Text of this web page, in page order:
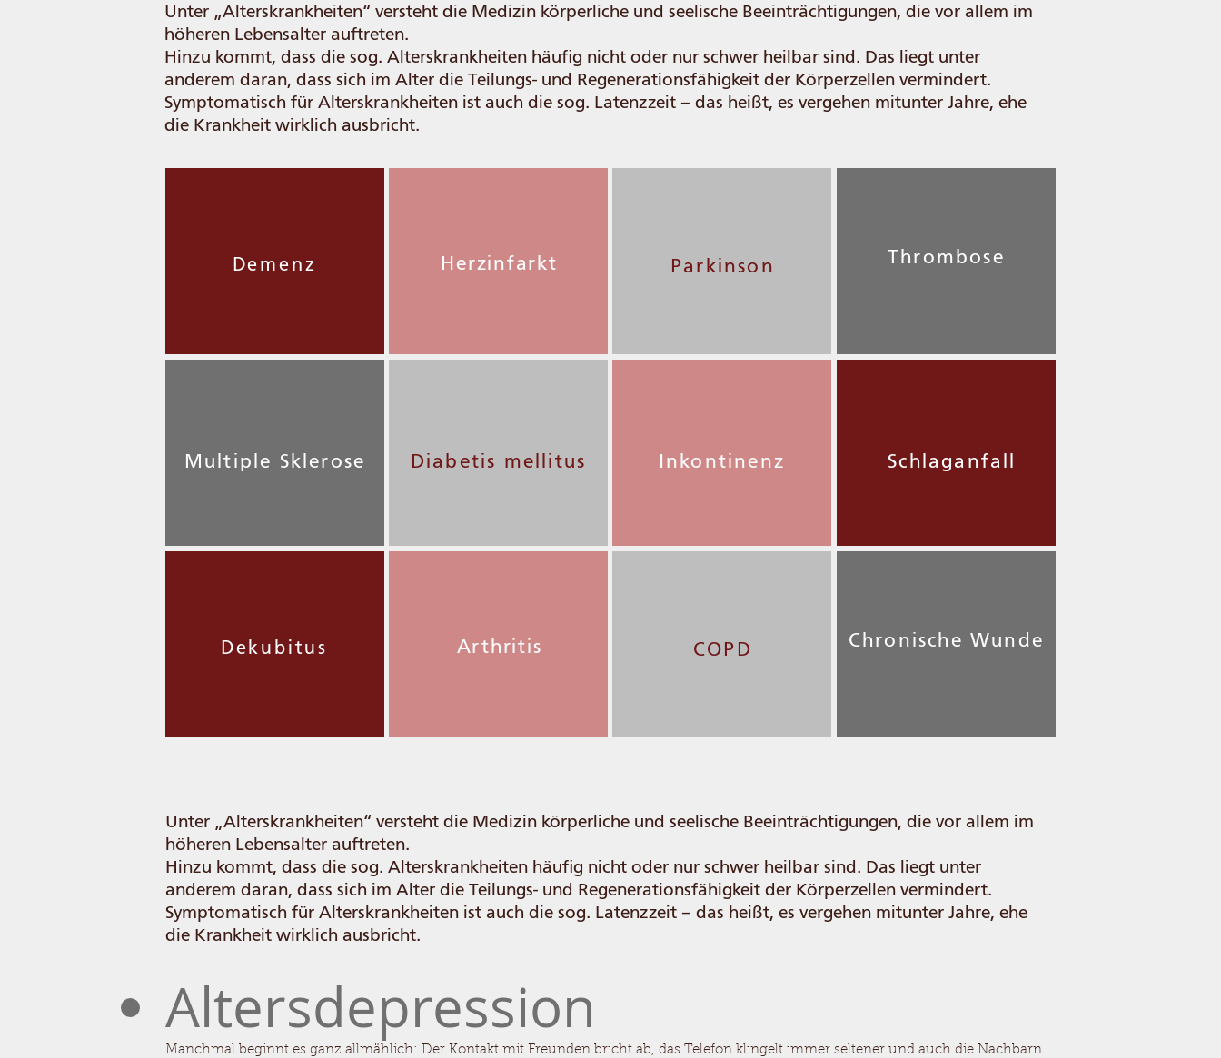
Unter „Alterskrankheiten“ versteht die Medizin körperliche und seelische Beeinträchtigungen, die vor allem im
höheren Lebensalter auftreten.
Hinzu kommt, dass die sog. Alterskrankheiten häufig nicht oder nur schwer heilbar sind. Das liegt unter
anderem daran, dass sich im Alter die Teilungs- und Regenerationsfähigkeit der Körperzellen vermindert.
Symptomatisch für Alterskrankheiten ist auch die sog. Latenzzeit – das heißt, es vergehen mitunter Jahre, ehe
die Krankheit wirklich ausbricht.
Demenz Herzinfarkt Parkinson Thrombose
Multiple Sklerose Diabetis mellitus Inkontinenz Schlaganfall
Dekubitus Arthritis COPD Chronische Wunde
Unter „Alterskrankheiten“ versteht die Medizin körperliche und seelische Beeinträchtigungen, die vor allem im
höheren Lebensalter auftreten.
Hinzu kommt, dass die sog. Alterskrankheiten häufig nicht oder nur schwer heilbar sind. Das liegt unter
anderem daran, dass sich im Alter die Teilungs- und Regenerationsfähigkeit der Körperzellen vermindert.
Symptomatisch für Alterskrankheiten ist auch die sog. Latenzzeit – das heißt, es vergehen mitunter Jahre, ehe
die Krankheit wirklich ausbricht.
Altersdepression
Manchmal beginnt es ganz allmählich: Der Kontakt mit Freunden bricht ab, das Telefon klingelt immer seltener und auch die Nachbarn